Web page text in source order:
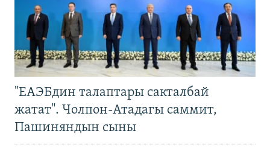
"ЕАЭБдин талаптары сакталбай
жатат". Чолпон-Атадагы саммит,
Пашиняндын сыны